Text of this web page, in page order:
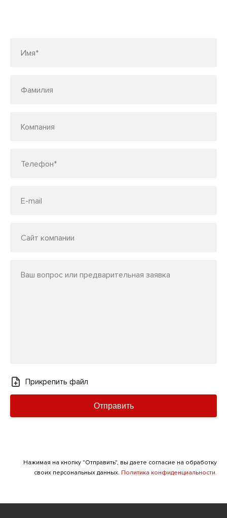
Имя*
Фамилия
Компания
Телефон*
E-mail
Сайт компании
Ваш вопрос или предварительная заявка
Прикрепить файл
Отправить
Нажимая на кнопку "Отправить", вы даете согласие на обработку
своих персональных данных. Политика конфиденциальности.